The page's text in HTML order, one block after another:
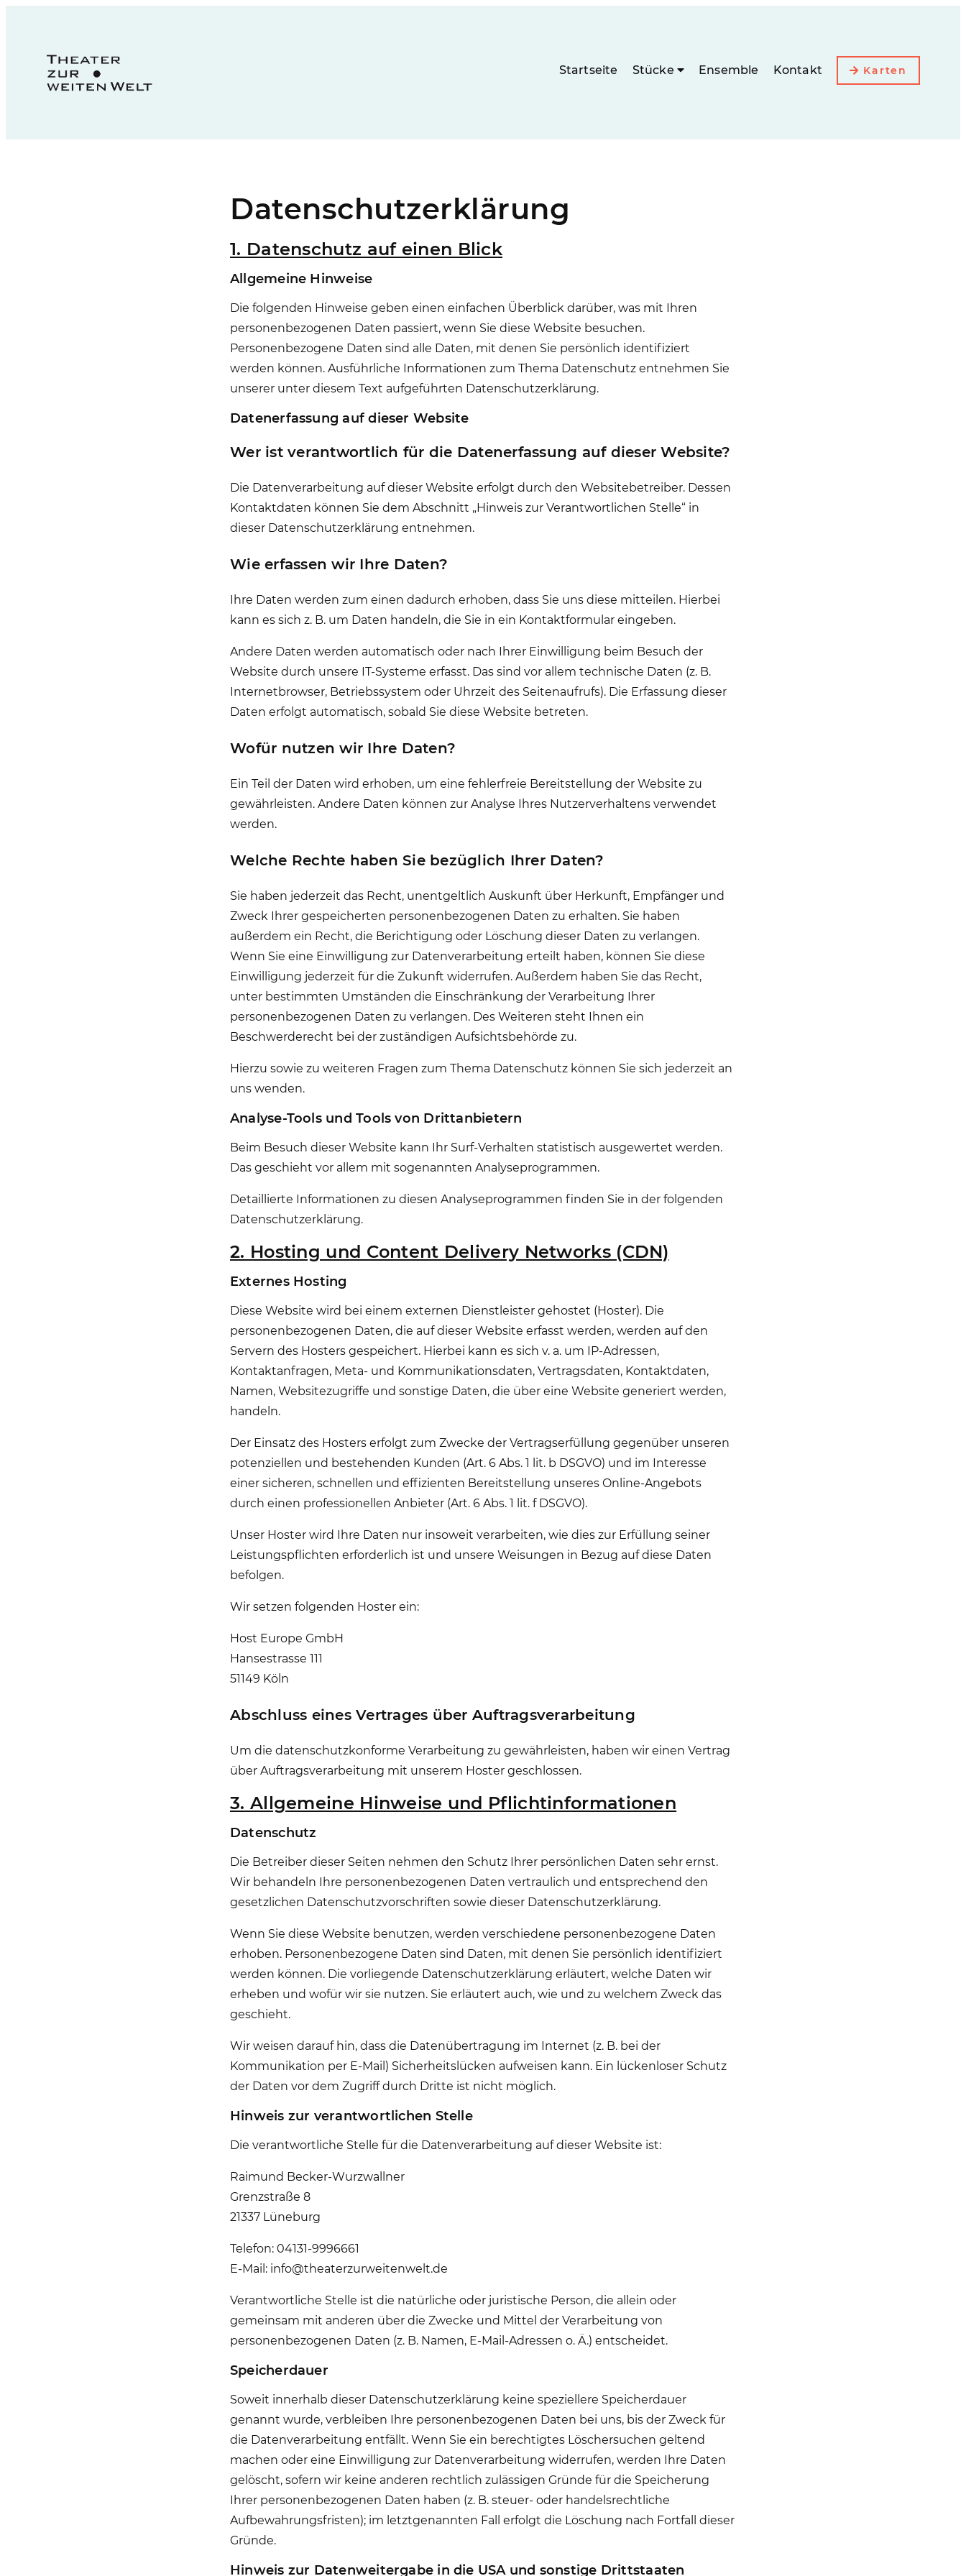
Startseite Stücke Ensemble Kontakt Karten
Datenschutz­erklärung
1. Datenschutz auf einen Blick
Allgemeine Hinweise
Die folgenden Hinweise geben einen einfachen Überblick darüber, was mit Ihren
personenbezogenen Daten passiert, wenn Sie diese Website besuchen.
Personenbezogene Daten sind alle Daten, mit denen Sie persönlich identifiziert
werden können. Ausführliche Informationen zum Thema Datenschutz entnehmen Sie
unserer unter diesem Text aufgeführten Datenschutzerklärung.
Datenerfassung auf dieser Website
Wer ist verantwortlich für die Datenerfassung auf dieser Website?
Die Datenverarbeitung auf dieser Website erfolgt durch den Websitebetreiber. Dessen
Kontaktdaten können Sie dem Abschnitt „Hinweis zur Verantwortlichen Stelle“ in
dieser Datenschutzerklärung entnehmen.
Wie erfassen wir Ihre Daten?
Ihre Daten werden zum einen dadurch erhoben, dass Sie uns diese mitteilen. Hierbei
kann es sich z. B. um Daten handeln, die Sie in ein Kontaktformular eingeben.
Andere Daten werden automatisch oder nach Ihrer Einwilligung beim Besuch der
Website durch unsere IT-Systeme erfasst. Das sind vor allem technische Daten (z. B.
Internetbrowser, Betriebssystem oder Uhrzeit des Seitenaufrufs). Die Erfassung dieser
Daten erfolgt automatisch, sobald Sie diese Website betreten.
Wofür nutzen wir Ihre Daten?
Ein Teil der Daten wird erhoben, um eine fehlerfreie Bereitstellung der Website zu
gewährleisten. Andere Daten können zur Analyse Ihres Nutzerverhaltens verwendet
werden.
Welche Rechte haben Sie bezüglich Ihrer Daten?
Sie haben jederzeit das Recht, unentgeltlich Auskunft über Herkunft, Empfänger und
Zweck Ihrer gespeicherten personenbezogenen Daten zu erhalten. Sie haben
außerdem ein Recht, die Berichtigung oder Löschung dieser Daten zu verlangen.
Wenn Sie eine Einwilligung zur Datenverarbeitung erteilt haben, können Sie diese
Einwilligung jederzeit für die Zukunft widerrufen. Außerdem haben Sie das Recht,
unter bestimmten Umständen die Einschränkung der Verarbeitung Ihrer
personenbezogenen Daten zu verlangen. Des Weiteren steht Ihnen ein
Beschwerderecht bei der zuständigen Aufsichtsbehörde zu.
Hierzu sowie zu weiteren Fragen zum Thema Datenschutz können Sie sich jederzeit an
uns wenden.
Analyse-Tools und Tools von Dritt­anbietern
Beim Besuch dieser Website kann Ihr Surf-Verhalten statistisch ausgewertet werden.
Das geschieht vor allem mit sogenannten Analyseprogrammen.
Detaillierte Informationen zu diesen Analyseprogrammen finden Sie in der folgenden
Datenschutzerklärung.
2. Hosting und Content Delivery Networks (CDN)
Externes Hosting
Diese Website wird bei einem externen Dienstleister gehostet (Hoster). Die
personenbezogenen Daten, die auf dieser Website erfasst werden, werden auf den
Servern des Hosters gespeichert. Hierbei kann es sich v. a. um IP-Adressen,
Kontaktanfragen, Meta- und Kommunikationsdaten, Vertragsdaten, Kontaktdaten,
Namen, Websitezugriffe und sonstige Daten, die über eine Website generiert werden,
handeln.
Der Einsatz des Hosters erfolgt zum Zwecke der Vertragserfüllung gegenüber unseren
potenziellen und bestehenden Kunden (Art. 6 Abs. 1 lit. b DSGVO) und im Interesse
einer sicheren, schnellen und effizienten Bereitstellung unseres Online-Angebots
durch einen professionellen Anbieter (Art. 6 Abs. 1 lit. f DSGVO).
Unser Hoster wird Ihre Daten nur insoweit verarbeiten, wie dies zur Erfüllung seiner
Leistungspflichten erforderlich ist und unsere Weisungen in Bezug auf diese Daten
befolgen.
Wir setzen folgenden Hoster ein:
Host Europe GmbH
Hansestrasse 111
51149 Köln
Abschluss eines Vertrages über Auftragsverarbeitung
Um die datenschutzkonforme Verarbeitung zu gewährleisten, haben wir einen Vertrag
über Auftragsverarbeitung mit unserem Hoster geschlossen.
3. Allgemeine Hinweise und Pflicht­informationen
Datenschutz
Die Betreiber dieser Seiten nehmen den Schutz Ihrer persönlichen Daten sehr ernst.
Wir behandeln Ihre personenbezogenen Daten vertraulich und entsprechend den
gesetzlichen Datenschutzvorschriften sowie dieser Datenschutzerklärung.
Wenn Sie diese Website benutzen, werden verschiedene personenbezogene Daten
erhoben. Personenbezogene Daten sind Daten, mit denen Sie persönlich identifiziert
werden können. Die vorliegende Datenschutzerklärung erläutert, welche Daten wir
erheben und wofür wir sie nutzen. Sie erläutert auch, wie und zu welchem Zweck das
geschieht.
Wir weisen darauf hin, dass die Datenübertragung im Internet (z. B. bei der
Kommunikation per E-Mail) Sicherheitslücken aufweisen kann. Ein lückenloser Schutz
der Daten vor dem Zugriff durch Dritte ist nicht möglich.
Hinweis zur verantwortlichen Stelle
Die verantwortliche Stelle für die Datenverarbeitung auf dieser Website ist:
Raimund Becker-Wurzwallner
Grenzstraße 8
21337 Lüneburg
Telefon: 04131-9996661
E-Mail: info@theaterzurweitenwelt.de
Verantwortliche Stelle ist die natürliche oder juristische Person, die allein oder
gemeinsam mit anderen über die Zwecke und Mittel der Verarbeitung von
personenbezogenen Daten (z. B. Namen, E-Mail-Adressen o. Ä.) entscheidet.
Speicherdauer
Soweit innerhalb dieser Datenschutzerklärung keine speziellere Speicherdauer
genannt wurde, verbleiben Ihre personenbezogenen Daten bei uns, bis der Zweck für
die Datenverarbeitung entfällt. Wenn Sie ein berechtigtes Löschersuchen geltend
machen oder eine Einwilligung zur Datenverarbeitung widerrufen, werden Ihre Daten
gelöscht, sofern wir keine anderen rechtlich zulässigen Gründe für die Speicherung
Ihrer personenbezogenen Daten haben (z. B. steuer- oder handelsrechtliche
Aufbewahrungsfristen); im letztgenannten Fall erfolgt die Löschung nach Fortfall dieser
Gründe.
Hinweis zur Datenweitergabe in die USA und sonstige Drittstaaten